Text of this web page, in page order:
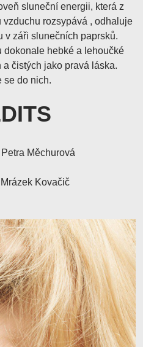
sluneční energii, která z
rozsypává , odhaluje
v záři slunečních paprsků.
dokonale hebké a lehoučké
čistých jako pravá láska.
se do nich.
Měchurová
Kovačič